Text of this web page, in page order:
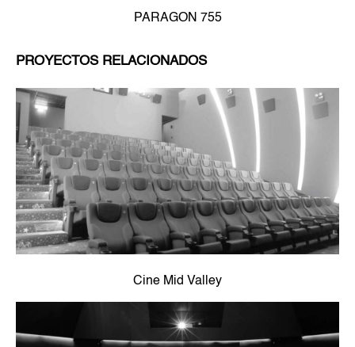
PARAGON 755
PROYECTOS RELACIONADOS
Cine Mid Valley